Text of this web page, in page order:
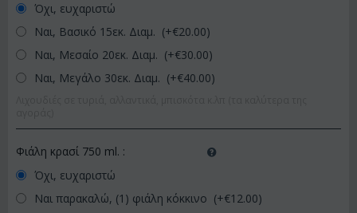
Όχι, ευχαριστώ
Ναι, Βασικό 15εκ. Διαμ. (+€20.00)
Ναι, Μεσαίο 20εκ. Διαμ. (+€30.00)
Ναι, Μεγάλο 30εκ. Διαμ. (+€40.00)
Φιάλη κρασί 750 ml. :
Όχι, ευχαριστώ
Ναι παρακαλώ, (1) φιάλη κόκκινο (+€12.00)